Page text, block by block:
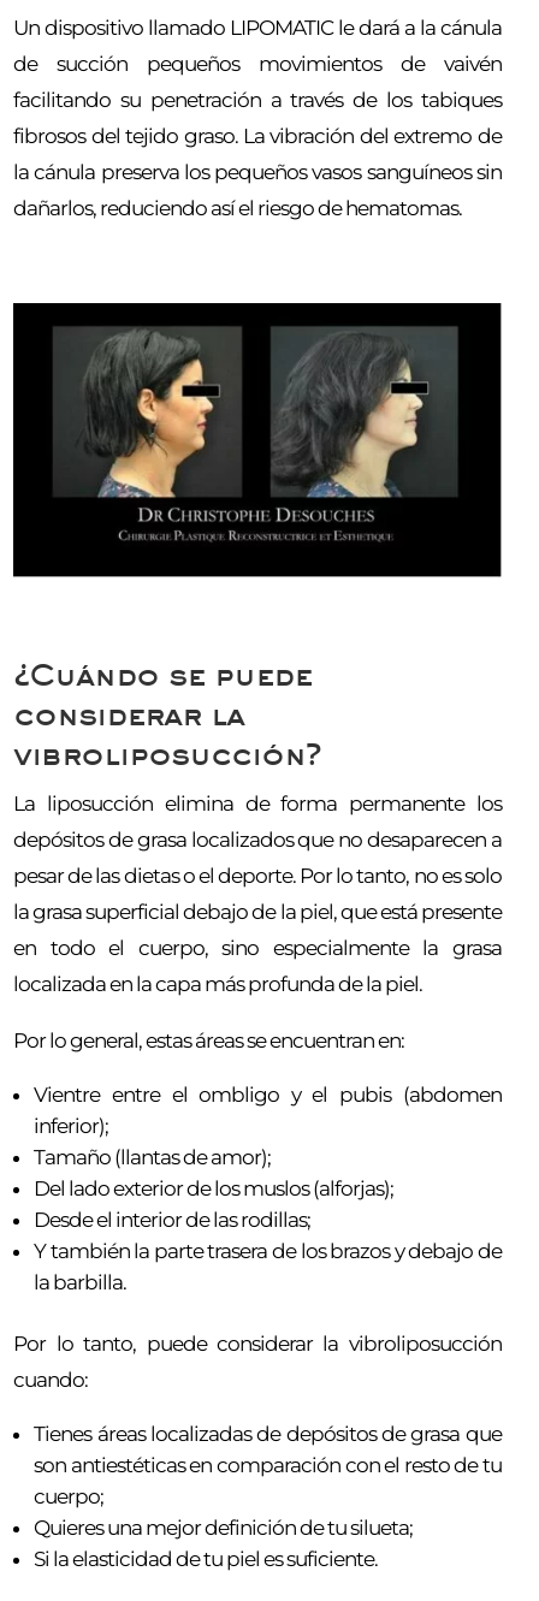
Un dispositivo llamado LIPOMATIC le dará a la cánula
de succión pequeños movimientos de vaivén
facilitando su penetración a través de los tabiques
fibrosos del tejido graso. La vibración del extremo de
la cánula preserva los pequeños vasos sanguíneos sin
dañarlos, reduciendo así el riesgo de hematomas.
¿Cuándo se puede
considerar la
vibroliposucción?
La liposucción elimina de forma permanente los
depósitos de grasa localizados que no desaparecen a
pesar de las dietas o el deporte. Por lo tanto, no es solo
la grasa superficial debajo de la piel, que está presente
en todo el cuerpo, sino especialmente la grasa
localizada en la capa más profunda de la piel.
Por lo general, estas áreas se encuentran en:
Vientre entre el ombligo y el pubis (abdomen
inferior);
Tamaño (llantas de amor);
Del lado exterior de los muslos (alforjas);
Desde el interior de las rodillas;
Y también la parte trasera de los brazos y debajo de
la barbilla.
Por lo tanto, puede considerar la vibroliposucción
cuando:
Tienes áreas localizadas de depósitos de grasa que
son antiestéticas en comparación con el resto de tu
cuerpo;
Quieres una mejor definición de tu silueta;
Si la elasticidad de tu piel es suficiente.